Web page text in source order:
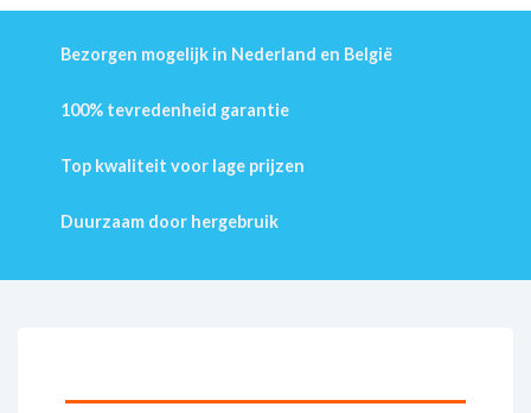
Bezorgen mogelijk in Nederland en België
100% tevredenheid garantie
Top kwaliteit voor lage prijzen
Duurzaam door hergebruik